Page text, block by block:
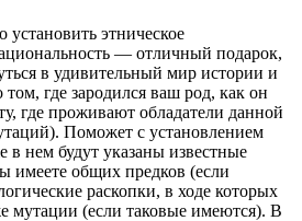
этническое
— отличный подарок,
в удивительный мир истории и
том, где зародился ваш род, как он
где проживают обладатели данной
Поможет с установлением
в нем будут указаны известные
имеете общих предков (если
раскопки, в ходе которых
мутации (если таковые имеются). В